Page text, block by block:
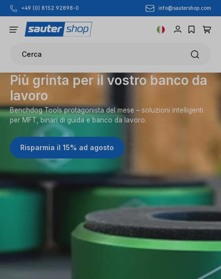
Passa al contenuto principale
+49 (0) 8152 92898-0 info@sautershop.com
Cerca
Più grinta per il vostro banco da
lavoro
Benchdog Tools protagonista del mese – soluzioni intelligenti
per MFT, binari di guida e banco da lavoro.
Risparmia il 15% ad agosto